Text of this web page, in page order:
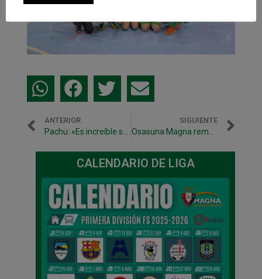
ANTERIOR
Pachu: «Es increíble sentir el cariño y el apoyo de todos»
SIGUIENTE
Osasuna Magna remonta un 2-0 y acaba cediendo el empate
CALENDARIO DE LIGA